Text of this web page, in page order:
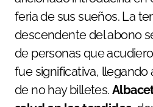
feria de sus sueños. La
descendente del abono
de personas que
fue significativa, llegando
de no hay billetes.